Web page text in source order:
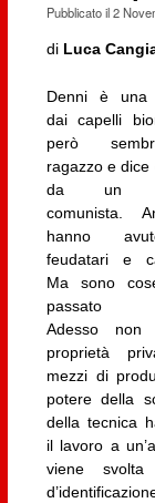
Pubblicato il2
di Luca
Denni è una
dai capelli
però
ragazzo e dice
da un
comunista.
hanno
feudatari e
Ma sono
passato
Adesso non
proprietà
mezzi di
potere della
della tecnica
il lavoro a
viene